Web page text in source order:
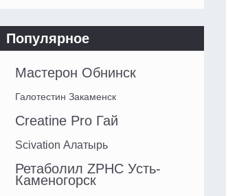
Популярное
Мастерон Обнинск
Галотестин Закаменск
Creatine Pro Гай
Scivation Алатырь
Ретаболил ZPHC Усть-
Каменогорск